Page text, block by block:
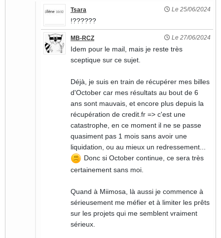
Tsara
Le 25/06/2024
!??????
MB-RCZ Le 27/06/2024
Idem pour le mail, mais je reste très
sceptique sur ce sujet.
Déjà, je suis en train de récupérer mes billes
d'October car mes résultats au bout de 6
ans sont mauvais, et encore plus depuis la
récupération de credit.fr => c'est une
catastrophe, en ce moment il ne se passe
quasiment pas 1 mois sans avoir une
liquidation, ou au mieux un redressement...
Donc si October continue, ce sera très
certainement sans moi.
Quand à Miimosa, là aussi je commence à
sérieusement me méfier et à limiter les prêts
sur les projets qui me semblent vraiment
sérieux.